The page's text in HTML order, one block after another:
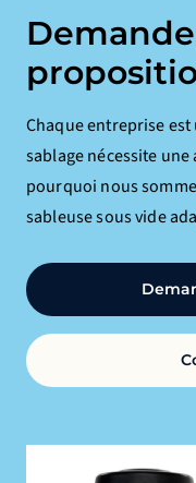
Chaque entreprise
sablage nécessite
pourquoi nous
sableuse sous vide